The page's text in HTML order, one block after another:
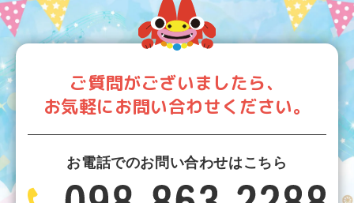
ご質問がございましたら、
お気軽にお問い合わせください。
お電話でのお問い合わせはこちら